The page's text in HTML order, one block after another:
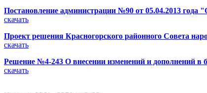
Постановление администрации №90 от 05.04.2013 года
скачать
Проект решения Красногорского районного Совета
скачать
Решение №4-243 О внесении изменений и дополнений в
скачать